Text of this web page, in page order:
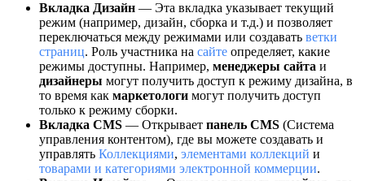
Вкладка Дизайн — Эта вкладка указывает текущий
режим (например, дизайн, сборка и т.д.) и позволяет
переключаться между режимами или создавать ветки
страниц. Роль участника на сайте определяет, какие
режимы доступны. Например, менеджеры сайта и
дизайнеры могут получить доступ к режиму дизайна, в
то время как маркетологи могут получить доступ
только к режиму сборки.
Вкладка CMS — Открывает панель CMS (Система
управления контентом), где вы можете создавать и
управлять Коллекциями, элементами коллекций и
товарами и категориями электронной коммерции.